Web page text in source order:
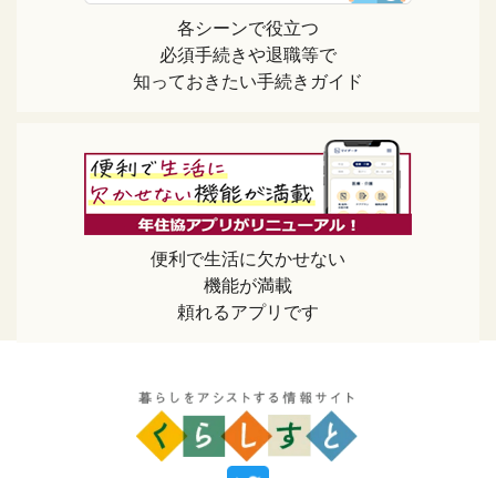
各シーンで役立つ
必須手続きや退職等で
知っておきたい手続きガイド
便利で生活に欠かせない
機能が満載
頼れるアプリです